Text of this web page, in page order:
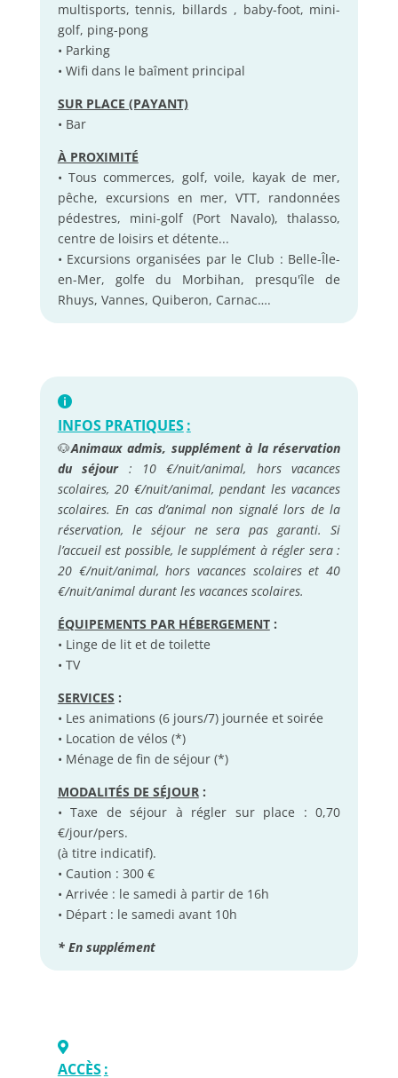
multisports, tennis, billards , baby-foot, mini-
golf, ping-pong
• Parking
• Wifi dans le baîment principal
SUR PLACE (PAYANT)
• Bar
À PROXIMITÉ
• Tous commerces, golf, voile, kayak de mer,
pêche, excursions en mer, VTT, randonnées
pédestres, mini-golf (Port Navalo), thalasso,
centre de loisirs et détente...
• Excursions organisées par le Club : Belle-Île-
en-Mer, golfe du Morbihan, presqu'île de
Rhuys, Vannes, Quiberon, Carnac….
INFOS PRATIQUES:
🐶Animaux admis, supplément à la réservation
du séjour: 10 €/nuit/animal, hors vacances
scolaires, 20 €/nuit/animal, pendant les vacances
scolaires. En cas d’animal non signalé lors de la
réservation, le séjour ne sera pas garanti. Si
l’accueil est possible, le supplément à régler sera :
20 €/nuit/animal, hors vacances scolaires et 40
€/nuit/animal durant les vacances scolaires.
ÉQUIPEMENTS PAR HÉBERGEMENT:
• Linge de lit et de toilette
• TV
SERVICES :
• Les animations (6 jours/7) journée et soirée
• Location de vélos (*)
• Ménage de fin de séjour (*)
MODALITÉS DE SÉJOUR:
• Taxe de séjour à régler sur place : 0,70
€/jour/pers.
(à titre indicatif).
• Caution : 300 €
• Arrivée : le samedi à partir de 16h
• Départ : le samedi avant 10h
* En supplément
ACCÈS: